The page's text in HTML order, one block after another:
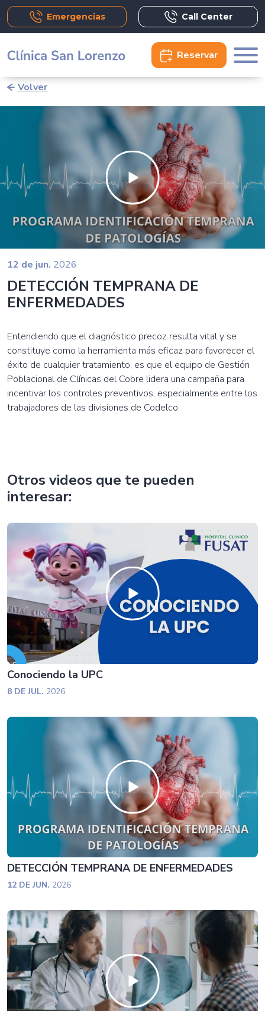
Emergencias Call Center
Reservar
Volver
DETECCIÓN TEMPRANA DE
ENFERMEDADES
12 de jun. 2026
Entendiendo que el diagnóstico precoz resulta vital y se
constituye como la herramienta más eficaz para favorecer el
éxito de cualquier tratamiento, es que el equipo de Gestión
Poblacional de Clínicas del Cobre lidera una campaña para
incentivar los controles preventivos, especialmente entre los
trabajadores de las divisiones de Codelco.
Otros videos que te pueden
interesar:
Conociendo la UPC
8 DE JUL. 2026
DETECCIÓN TEMPRANA DE ENFERMEDADES
12 DE JUN. 2026